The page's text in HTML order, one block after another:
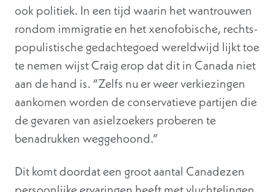
ook politiek. In een tijd waarin het wantrouwen
rondom immigratie en het xenofobische, rechts-
populistische gedachtegoed wereldwijd lijkt toe
te nemen wijst Craig erop dat dit in Canada niet
aan de hand is. “Zelfs nu er weer verkiezingen
aankomen worden de conservatieve partijen die
de gevaren van asielzoekers proberen te
benadrukken weggehoond.”
Dit komt doordat een groot aantal Canadezen